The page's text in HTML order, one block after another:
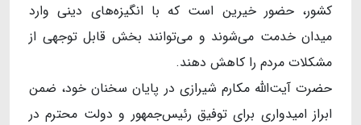
کشور، حضور خیرین است که با انگیزه‌های دینی وارد
میدان خدمت می‌شوند و می‌توانند بخش قابل توجهی از
مشکلات مردم را کاهش دهند.
حضرت آیت‌الله مکارم شیرازی در پایان سخنان خود، ضمن
ابراز امیدواری برای توفیق رئیس‌جمهور و دولت محترم در